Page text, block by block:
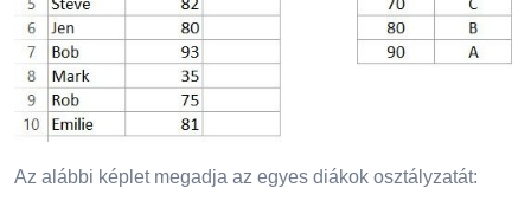
Az alábbi képlet megadja az egyes diákok osztályzatát: